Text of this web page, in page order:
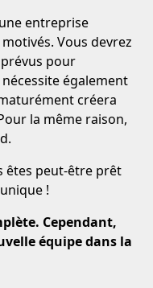
entreprise
Vous devrez
pour
également
créera
la même raison,
êtes peut-être prêt
!
Cependant,
équipe dans la